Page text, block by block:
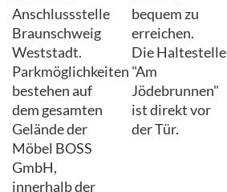
Anschlussstelle
Braunschweig
Weststadt.
Parkmöglichkeiten
bestehen auf
dem gesamten
Gelände der
Möbel BOSS
GmbH,
innerhalb der
bequem zu
erreichen.
Die Haltestelle
"Am
Jödebrunnen"
ist direkt vor
der Tür.